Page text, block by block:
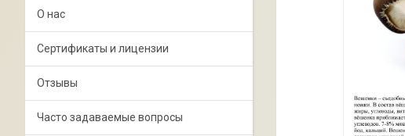
О нас
Сертификаты и лицензии
Отзывы
Часто задаваемые вопросы